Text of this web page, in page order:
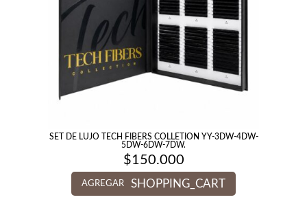
SET DE LUJO TECH FIBERS COLLETION YY-3DW-4DW-
5DW-6DW-7DW.
$150.000
AGREGAR SHOPPING_CART